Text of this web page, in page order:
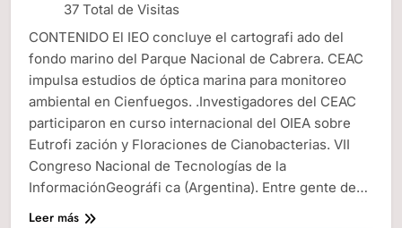
37 Total de Visitas
CONTENIDO El IEO concluye el cartografi ado del
fondo marino del Parque Nacional de Cabrera. CEAC
impulsa estudios de óptica marina para monitoreo
ambiental en Cienfuegos. .Investigadores del CEAC
participaron en curso internacional del OIEA sobre
Eutrofi zación y Floraciones de Cianobacterias. VII
Congreso Nacional de Tecnologías de la
InformaciónGeográfi ca (Argentina). Entre gente de…
Leer más